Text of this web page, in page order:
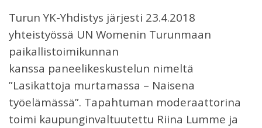
Turun YK-Yhdistys järjesti 23.4.2018
yhteistyössä UN Womenin Turunmaan
paikallistoimikunnan
kanssa paneelikeskustelun nimeltä
”Lasikattoja murtamassa – Naisena
työelämässä”. Tapahtuman moderaattorina
toimi kaupunginvaltuutettu Riina Lumme ja